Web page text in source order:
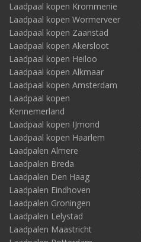
Laadpaal kopen Krommenie
Laadpaal kopen Wormerveer
Laadpaal kopen Zaanstad
Laadpaal kopen Akersloot
Laadpaal kopen Heiloo
Laadpaal kopen Alkmaar
Laadpaal kopen Amsterdam
Laadpaal kopen
Kennemerland
Laadpaal kopen IJmond
Laadpaal kopen Haarlem
Laadpalen Almere
Laadpalen Breda
Laadpalen Den Haag
Laadpalen Eindhoven
Laadpalen Groningen
Laadpalen Lelystad
Laadpalen Maastricht